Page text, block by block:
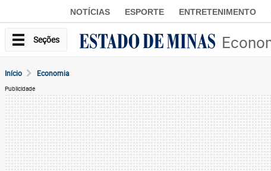
NOTÍCIAS ESPORTE ENTRETENIMENTO
Seções
Início Economia
Publicidade